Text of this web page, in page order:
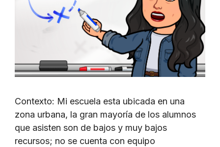
Contexto: Mi escuela esta ubicada en una
zona urbana, la gran mayoría de los alumnos
que asisten son de bajos y muy bajos
recursos; no se cuenta con equipo